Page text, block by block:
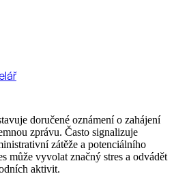
doručené oznámení o zahájení
zprávu. Často signalizuje
zátěže a potenciálního
může vyvolat značný stres a odvádět
aktivit.